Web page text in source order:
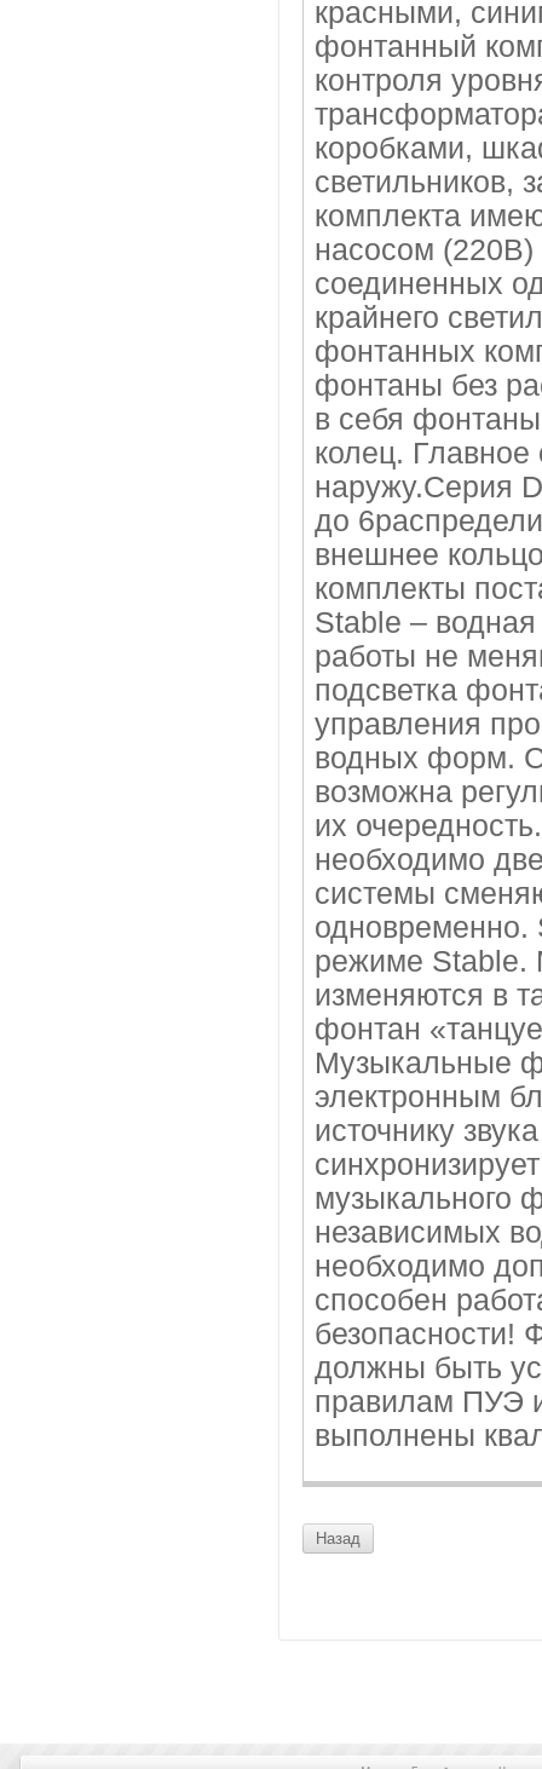
красными,
фонтанный
контроля
коробками,
светильников,
комплекта
насосом (220В)
соединенных
крайнего
фонтанных
фонтаны без
в себя
колец.
наружу.Серия
до
внешнее
комплекты
Stable –
работы не
подсветка
управления
водных форм.
возможна
их
необходимо
системы
одновременно.
режиме Stable.
изменяются в
фонтан
Музыкальные
электронным
источнику
музыкального
независимых
необходимо
способен
безопасности!
должны быть
правилам ПУЭ
выполнены
Назад